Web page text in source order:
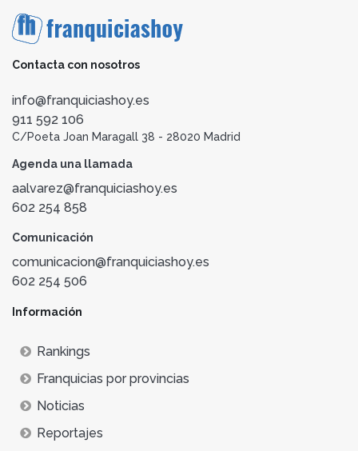
Contacta con nosotros
info@franquiciashoy.es
911 592 106
C/Poeta Joan Maragall 38 - 28020 Madrid
Agenda una llamada
aalvarez@franquiciashoy.es
602 254 858
Comunicación
comunicacion@franquiciashoy.es
602 254 506
Información
Rankings
Franquicias por provincias
Noticias
Reportajes